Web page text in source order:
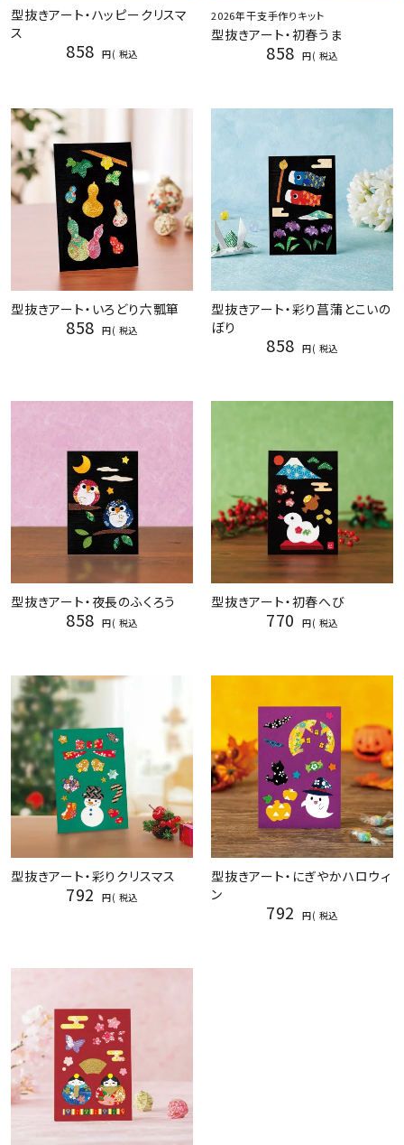
型抜きアート・ハッピークリスマ
ス
858 税込
2026年干支手作りキット
型抜きアート・初春うま
858 税込
型抜きアート・いろどり六瓢箪
858 税込
型抜きアート・彩り菖蒲とこいの
ぼり
858 税込
型抜きアート・夜長のふくろう
858 税込
型抜きアート・初春へび
770 税込
型抜きアート・彩りクリスマス
792 税込
型抜きアート・にぎやかハロウィ
ン
792 税込